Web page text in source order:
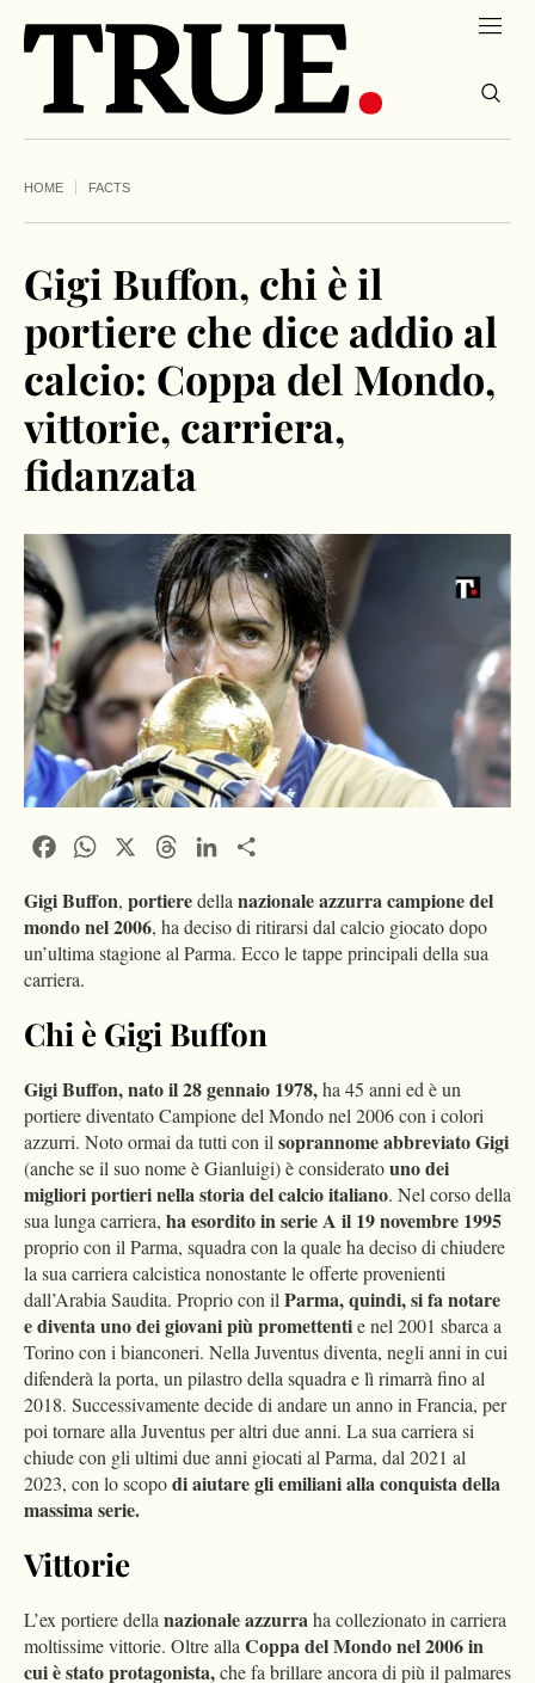
HOME FACTS
Gigi Buffon, chi è il
portiere che dice addio al
calcio: Coppa del Mondo,
vittorie, carriera,
fidanzata
FacebookWhatsApp ThreadsLinkedIn
Gigi Buffon, portieredellanazionale azzurra campione del
mondo nel 2006, ha deciso di ritirarsi dal calcio giocato dopo
un’ultima stagione al Parma. Ecco le tappe principali della sua
carriera.
Chi è Gigi Buffon
Gigi Buffon, nato il 28 gennaio 1978,ha 45 anni ed è un
portiere diventato Campione del Mondo nel 2006 con i colori
azzurri. Noto ormai da tutti con ilsoprannome abbreviato Gigi
(anche se il suo nome è Gianluigi) è consideratouno dei
migliori portieri nella storia del calcio italiano. Nel corso della
sua lunga carriera, ha esordito in serie A il 19 novembre 1995
proprio con il Parma, squadra con la quale ha deciso di chiudere
la sua carriera calcistica nonostante le offerte provenienti
dall’Arabia Saudita. Proprio con ilParma, quindi, si fa notare
e diventa uno dei giovani più promettentie nel 2001 sbarca a
Torino con i bianconeri. Nella Juventus diventa, negli anni in cui
difenderà la porta, un pilastro della squadra e lì rimarrà fino al
2018. Successivamente decide di andare un anno in Francia, per
poi tornare alla Juventus per altri due anni. La sua carriera si
chiude con gli ultimi due anni giocati al Parma, dal 2021 al
2023, con lo scopodi aiutare gli emiliani alla conquista della
massima serie.
Vittorie
L’ex portiere dellanazionale azzurraha collezionato in carriera
moltissime vittorie. Oltre allaCoppa del Mondo nel 2006 in
cui è stato protagonista,che fa brillare ancora di più il palmares